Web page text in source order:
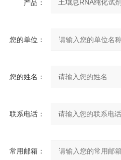
产品：
您的单位：
您的姓名：
联系电话：
常用邮箱：